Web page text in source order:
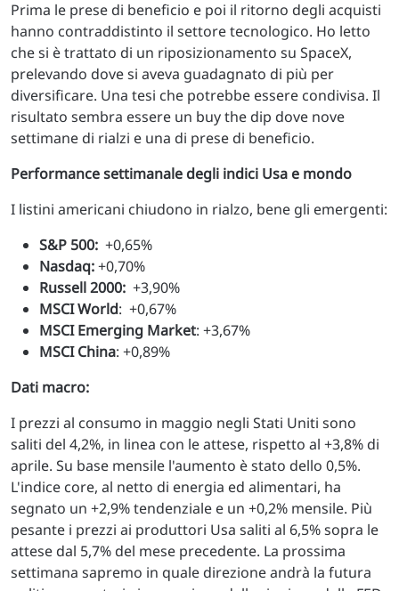
Prima le prese di beneficio e poi il ritorno degli acquisti
hanno contraddistinto il settore tecnologico. Ho letto
che si è trattato di un riposizionamento su SpaceX,
prelevando dove si aveva guadagnato di più per
diversificare. Una tesi che potrebbe essere condivisa. Il
risultato sembra essere un buy the dip dove nove
settimane di rialzi e una di prese di beneficio.
Performance settimanale degli indici Usa e mondo
I listini americani chiudono in rialzo, bene gli emergenti:
S&P 500: +0,65%
Nasdaq:+0,70%
Russell 2000: +3,90%
MSCI World: +0,67%
MSCI Emerging Market: +3,67%
MSCI China: +0,89%
Dati macro:
I prezzi al consumo in maggio negli Stati Uniti sono
saliti del 4,2%, in linea con le attese, rispetto al +3,8% di
aprile. Su base mensile l'aumento è stato dello 0,5%.
L'indice core, al netto di energia ed alimentari, ha
segnato un +2,9% tendenziale e un +0,2% mensile. Più
pesante i prezzi ai produttori Usa saliti al 6,5% sopra le
attese dal 5,7% del mese precedente. La prossima
settimana sapremo in quale direzione andrà la futura